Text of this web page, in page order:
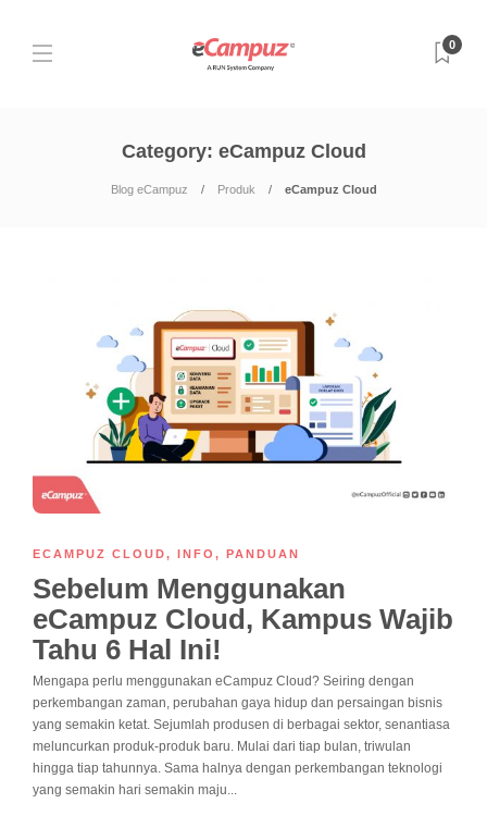
0
Category: eCampuz Cloud
Blog eCampuz Produk eCampuz Cloud
ECAMPUZ CLOUD, INFO , PANDUAN
Sebelum Menggunakan
eCampuz Cloud, Kampus Wajib
Tahu 6 Hal Ini!
Mengapa perlu menggunakan eCampuz Cloud? Seiring dengan
perkembangan zaman, perubahan gaya hidup dan persaingan bisnis
yang semakin ketat. Sejumlah produsen di berbagai sektor, senantiasa
meluncurkan produk-produk baru. Mulai dari tiap bulan, triwulan
hingga tiap tahunnya. Sama halnya dengan perkembangan teknologi
yang semakin hari semakin maju...